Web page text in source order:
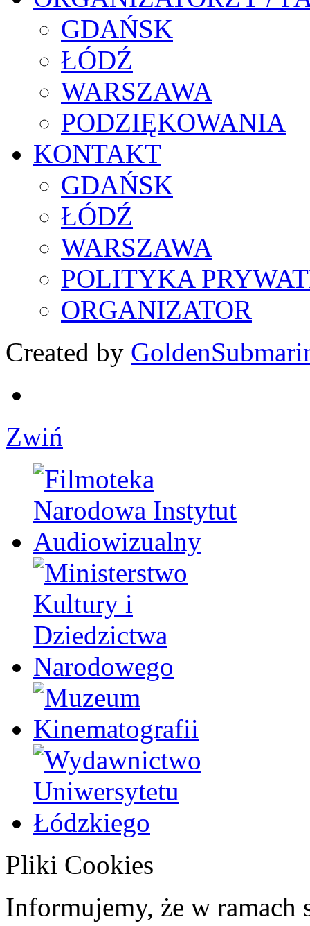
GDAŃSK
ŁÓDŹ
WARSZAWA
PODZIĘKOWANIA
KONTAKT
GDAŃSK
ŁÓDŹ
WARSZAWA
POLITYKA
ORGANIZATOR
Created by
Zwiń
Pliki Cookies
Informujemy, że w ramach